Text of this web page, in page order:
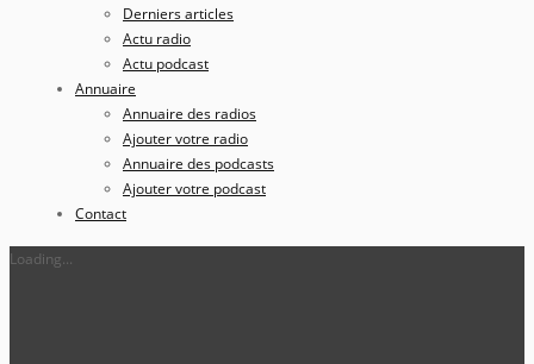
Derniers articles
Actu radio
Actu podcast
Annuaire
Annuaire des radios
Ajouter votre radio
Annuaire des podcasts
Ajouter votre podcast
Contact
Loading...